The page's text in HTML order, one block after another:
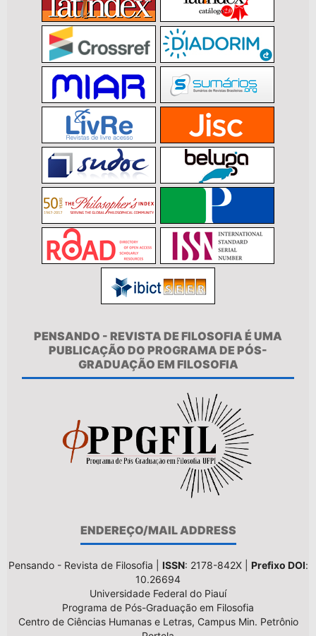
PENSANDO - REVISTA DE FILOSOFIA É UMA
PUBLICAÇÃO DO PROGRAMA DE PÓS-
GRADUAÇÃO EM FILOSOFIA
ENDEREÇO/MAIL ADDRESS
Pensando - Revista de Filosofia | ISSN: 2178-842X | Prefixo DOI:
10.26694
Universidade Federal do Piauí
Programa de Pós-Graduação em Filosofia
Centro de Ciências Humanas e Letras, Campus Min. Petrônio